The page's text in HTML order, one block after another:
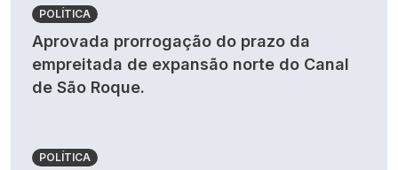
POLÍTICA
Aprovada prorrogação do prazo da
empreitada de expansão norte do Canal
de São Roque.
POLÍTICA